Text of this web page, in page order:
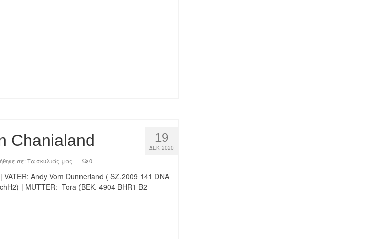
19
ΔΕΚ 2020
Chanialand
σε: Τα σκυλιάς μας | 0
Andy Vom Dunnerland ( SZ.2009 141 DNA
| MUTTER: Tora (BEK. 4904 BHR1 B2